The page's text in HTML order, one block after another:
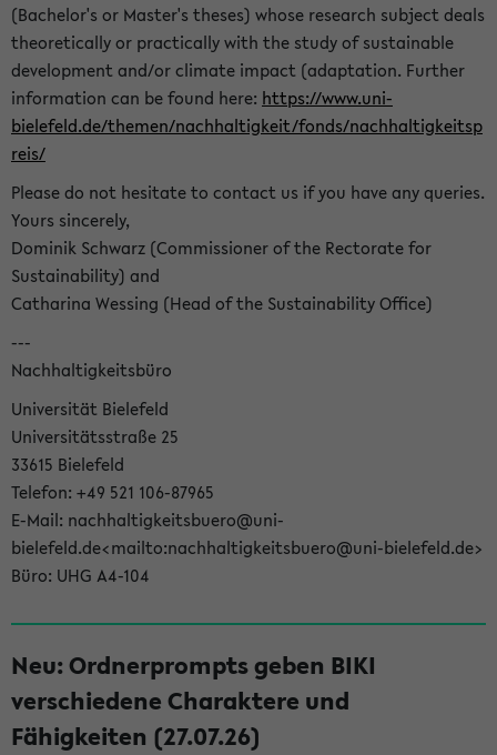
(Bachelor's or Master's theses) whose research subject deals
theoretically or practically with the study of sustainable
development and/or climate impact (adaptation. Further
information can be found here: https://www.uni-
bielefeld.de/themen/nachhaltigkeit/fonds/nachhaltigkeitsp
reis/
Please do not hesitate to contact us if you have any queries.
Yours sincerely,
Dominik Schwarz (Commissioner of the Rectorate for
Sustainability) and
Catharina Wessing (Head of the Sustainability Office)
---
Nachhaltigkeitsbüro
Universität Bielefeld
Universitätsstraße 25
33615 Bielefeld
Telefon: +49 521 106-87965
E-Mail: nachhaltigkeitsbuero@uni-
bielefeld.de<mailto:nachhaltigkeitsbuero@uni-bielefeld.de>
Büro: UHG A4-104
Neu: Ordnerprompts geben BIKI
verschiedene Charaktere und
Fähigkeiten (27.07.26)